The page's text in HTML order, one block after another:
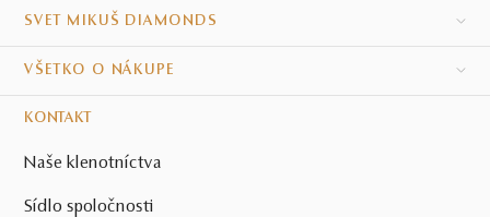
SVET MIKUŠ DIAMONDS
VŠETKO O NÁKUPE
KONTAKT
Naše klenotníctva
Sídlo spoločnosti